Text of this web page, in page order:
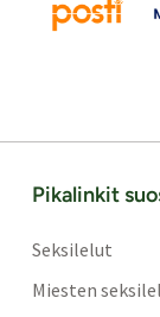
Pikalinkit
Seksilelut
Miesten